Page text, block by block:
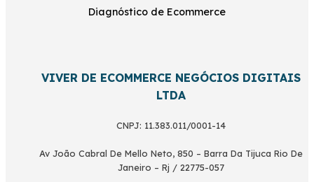
Diagnóstico de Ecommerce
VIVER DE ECOMMERCE NEGÓCIOS DIGITAIS
LTDA
CNPJ: 11.383.011/0001-14
Av João Cabral De Mello Neto, 850 – Barra Da Tijuca Rio De
Janeiro – Rj / 22775-057